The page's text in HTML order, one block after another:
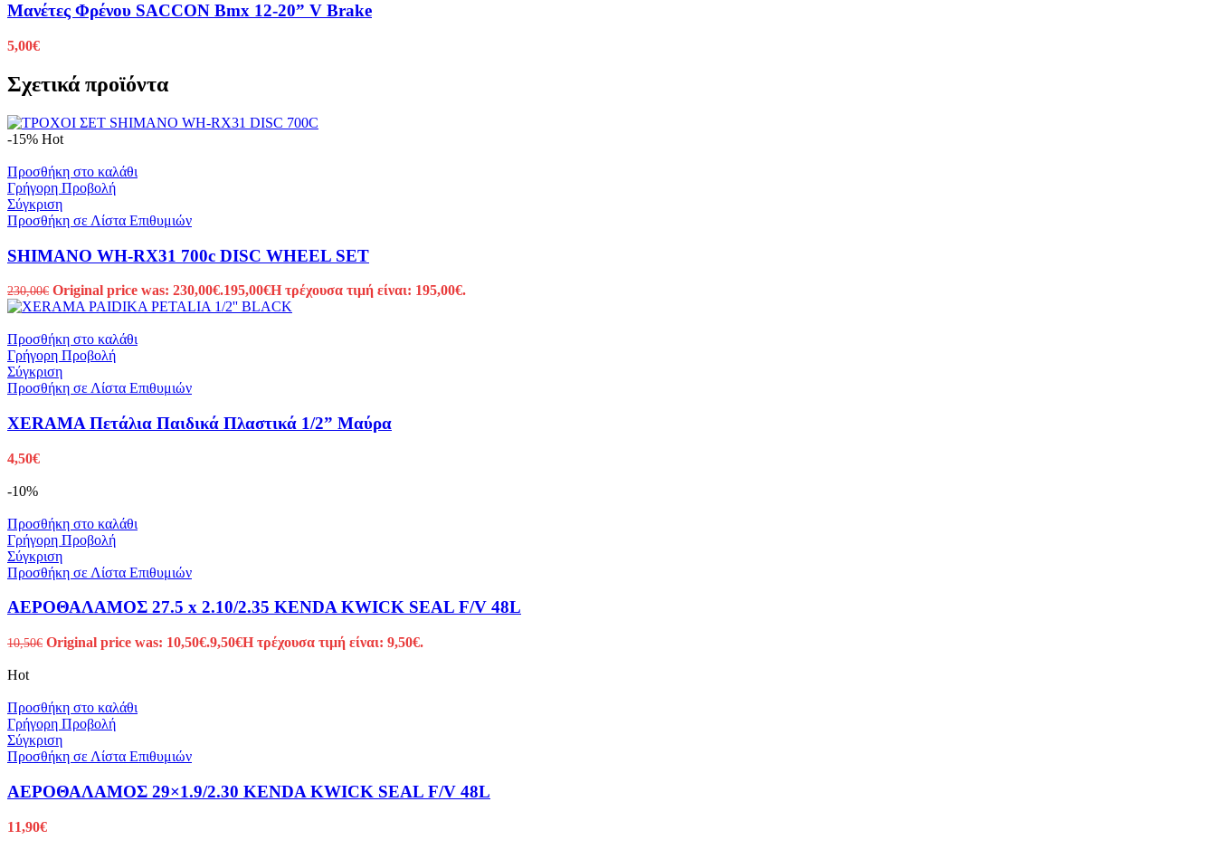
Μανέτες Φρένου SACCON Bmx 12-20” V Brake
5,00€
Σχετικά προϊόντα
-15% Hot
Προσθήκη στο καλάθι
Γρήγορη Προβολή
Σύγκριση
Προσθήκη σε Λίστα Επιθυμιών
SHIMANO WH-RX31 700c DISC WHEEL SET
230,00€ Original price was: 230,00€.195,00€Η τρέχουσα τιμή είναι: 195,00€.
Προσθήκη στο καλάθι
Γρήγορη Προβολή
Σύγκριση
Προσθήκη σε Λίστα Επιθυμιών
XERAMA Πετάλια Παιδικά Πλαστικά 1/2” Μαύρα
4,50€
-10%
Προσθήκη στο καλάθι
Γρήγορη Προβολή
Σύγκριση
Προσθήκη σε Λίστα Επιθυμιών
ΑΕΡΟΘΑΛΑΜΟΣ 27.5 x 2.10/2.35 KENDA KWICK SEAL F/V 48L
10,50€ Original price was: 10,50€.9,50€Η τρέχουσα τιμή είναι: 9,50€.
Hot
Προσθήκη στο καλάθι
Γρήγορη Προβολή
Σύγκριση
Προσθήκη σε Λίστα Επιθυμιών
ΑΕΡΟΘΑΛΑΜΟΣ 29×1.9/2.30 KENDA KWICK SEAL F/V 48L
11,90€